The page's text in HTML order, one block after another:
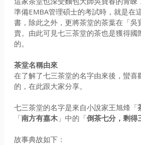
準備EMBA管理碩士的考試時，就是在
書，除此之外，更將茶堂的茶葉在「吳
賣。由此可見七三茶堂的茶也是獲得國
的。
茶堂名稱由來
在了解了七三茶堂的名字由來後，蠻喜
的，在此跟大家分享。
七三茶堂的名字是來自小說家王旭烽「
「南方有嘉木」中的「倒茶七分，剩得
故事典故如下：